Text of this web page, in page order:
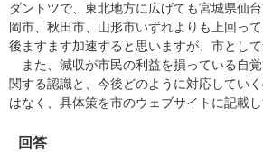
ダントツで、東北地方に広げても宮城県仙
岡市、秋田市、山形市いずれよりも上回っ
後ますます加速すると思いますが、市とし
また、減収が市民の利益を損っている自
関する認識と、今後どのように対応してい
はなく、具体策を市のウェブサイトに記載し
​回答